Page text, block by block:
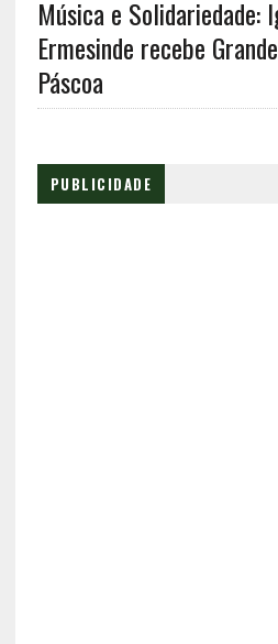
Música e Solidariedade:
Ermesinde recebe
Páscoa
PUBLICIDADE